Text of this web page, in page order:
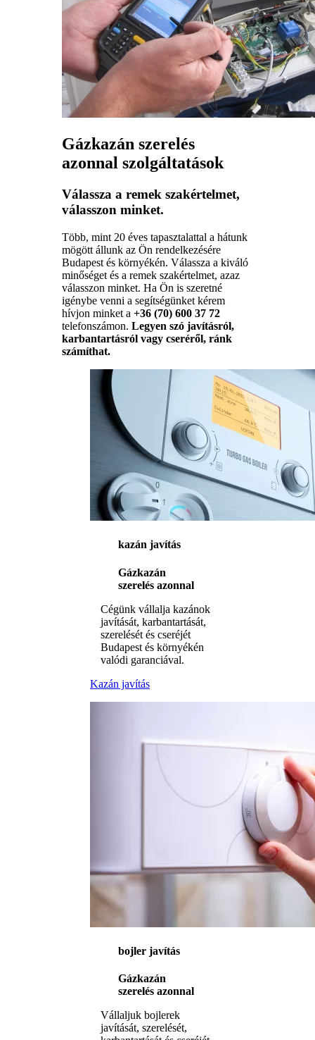
Gázkazán szerelés
azonnal szolgáltatások
Válassza a remek szakértelmet,
válasszon minket.
Több, mint 20 éves tapasztalattal a hátunk
mögött állunk az Ön rendelkezésére
Budapest és környékén. Válassza a kiváló
minőséget és a remek szakértelmet, azaz
válasszon minket. Ha Ön is szeretné
igénybe venni a segítségünket kérem
hívjon minket a +36 (70) 600 37 72
telefonszámon. Legyen szó javításról,
karbantartásról vagy cseréről, ránk
számíthat.
kazán javítás
Gázkazán
szerelés azonnal
Cégünk vállalja kazánok
javítását, karbantartását,
szerelését és cseréjét
Budapest és környékén
valódi garanciával.
Kazán javítás
bojler javítás
Gázkazán
szerelés azonnal
Vállaljuk bojlerek
javítását, szerelését,